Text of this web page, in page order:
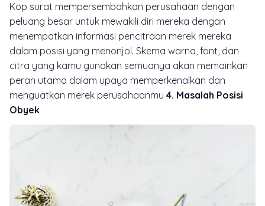
Kop surat mempersembahkan perusahaan dengan
peluang besar untuk mewakili diri mereka dengan
menempatkan informasi pencitraan merek mereka
dalam posisi yang menonjol. Skema warna, font, dan
citra yang kamu gunakan semuanya akan memainkan
peran utama dalam upaya memperkenalkan dan
menguatkan merek perusahaanmu 4. Masalah Posisi
Obyek